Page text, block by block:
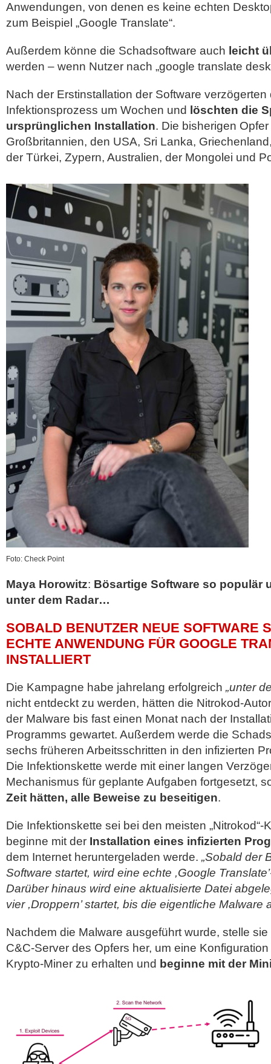
Anwendungen, von denen es keine echten
zum Beispiel „Google Translate“.
Außerdem könne die Schadsoftware auch leicht
werden – wenn Nutzer nach „google translate
Nach der Erstinstallation der Software verzögerten
Infektionsprozess um Wochen und
löschten die
ursprünglichen Installation. Die bisherigen
Großbritannien, den USA, Sri Lanka,
der Türkei, Zypern, Australien, der Mongolei und
Foto: Check Point
Maya Horowitz: Bösartige Software so populär
unter dem Radar…
SOBALD BENUTZER NEUE SOFTWARE
ECHTE ANWENDUNG FÜR GOOGLE
INSTALLIERT
Die Kampagne habe jahrelang erfolgreich „unter
nicht entdeckt zu werden, hätten die Nitrokod-
der Malware bis fast einen Monat nach der
Programms gewartet. Außerdem werde die
sechs früheren Arbeitsschritten in den infizierten
Die Infektionskette werde mit einer langen
Mechanismus für geplante Aufgaben fortgesetzt,
Zeit hätten, alle Beweise zu beseitigen.
Die Infektionskette sei bei den meisten
beginne mit der Installation eines infizierten
dem Internet heruntergeladen werde. „Sobald der
Software startet, wird eine echte ,Google
Darüber hinaus wird eine aktualisierte Datei
vier ,Droppern’ startet, bis die eigentliche Malware
Nachdem die Malware ausgeführt wurde, stelle
C&C-Server des Opfers her, um eine Konfiguration
Krypto-Miner zu erhalten und beginne mit der